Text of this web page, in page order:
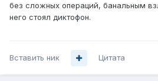
без сложных операций, банальным
него стоял диктофон.
Вставить ник Цитата